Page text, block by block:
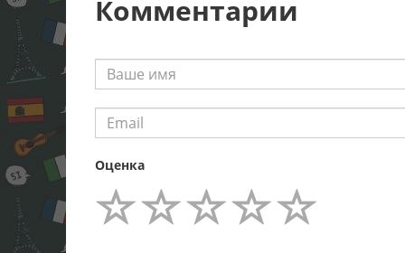
Комментарии
Оценка